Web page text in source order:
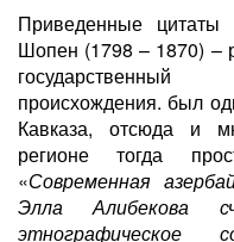
Приведенные
Шопен (1798 – 1870) –
происхождения. был
Кавказа, отсюда и
регионе тогда
«Современная
Элла Алибекова
этнографическое